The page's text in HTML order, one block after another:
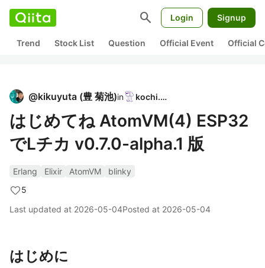
search Login Signup
Trend Stock List Question Official Event Official
@kikuyuta (豊 菊池)in kochi.ex
はじめてね AtomVM(4) ESP32
でLチカ v0.7.0-alpha.1 版
Erlang Elixir AtomVM
blinky
5
Last updated at 2026-05-04Posted at 2026-05-04
はじめに